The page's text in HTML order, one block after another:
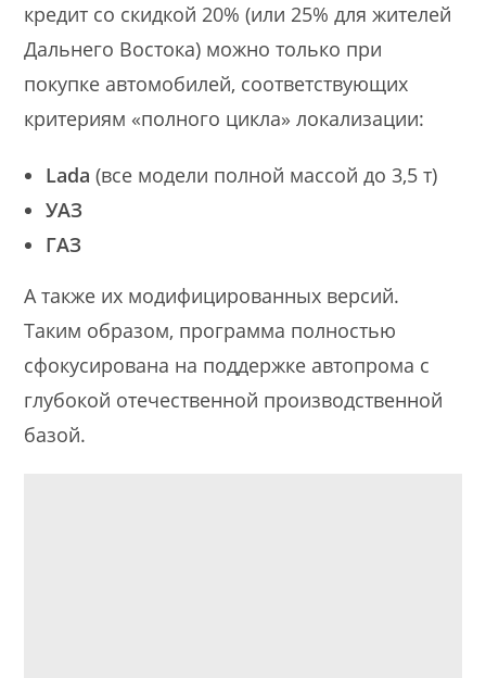
кредит со скидкой 20% (или 25% для жителей
Дальнего Востока) можно только при
покупке автомобилей, соответствующих
критериям «полного цикла» локализации:
Lada (все модели полной массой до 3,5 т)
УАЗ
ГАЗ
А также их модифицированных версий.
Таким образом, программа полностью
сфокусирована на поддержке автопрома с
глубокой отечественной производственной
базой.